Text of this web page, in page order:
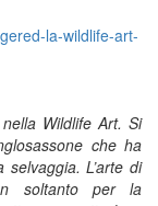
la-wildlife-art-
Wildlife Art. Si
che ha
L’arte di
soltanto per la